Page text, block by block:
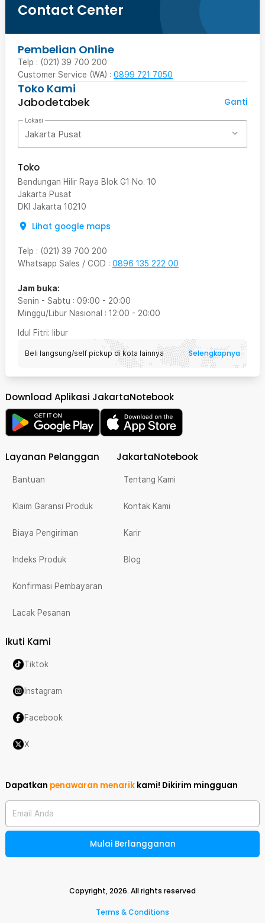
Contact Center
Pembelian Online
Telp : (021) 39 700 200
Customer Service (WA) : 0899 721 7050
Toko Kami
Jabodetabek
Ganti
Lokasi
Jakarta Pusat
Toko
Bendungan Hilir Raya Blok G1 No. 10
Jakarta Pusat
DKI Jakarta 10210
Lihat google maps
Telp : (021) 39 700 200
Whatsapp Sales / COD : 0896 135 222 00
Jam buka:
Senin - Sabtu : 09:00 - 20:00
Minggu/Libur Nasional : 12:00 - 20:00
Idul Fitri: libur
Beli langsung/self pickup di kota lainnya Selengkapnya
Download Aplikasi JakartaNotebook
Layanan Pelanggan
Bantuan
Klaim Garansi Produk
Biaya Pengiriman
Indeks Produk
Konfirmasi Pembayaran
Lacak Pesanan
JakartaNotebook
Tentang Kami
Kontak Kami
Karir
Blog
Ikuti Kami
Tiktok
Instagram
Facebook
X
Dapatkan penawaran menarik kami! Dikirim mingguan
Email Anda
Mulai Berlangganan
Copyright,2026. All rights reserved
Terms & Conditions